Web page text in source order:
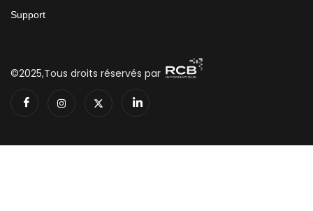
Support
©2025,Tous droits réservés par